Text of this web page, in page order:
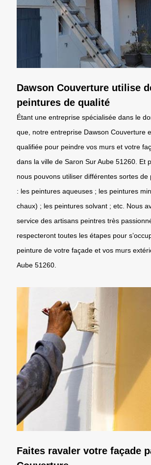
Dawson Couverture utilise
peintures de qualité
Étant une entreprise spécialisée dans le
que, notre entreprise Dawson Couverture
qualifiée pour peindre vos murs et votre
dans la ville de Saron Sur Aube 51260. Et
nous pouvons utiliser différentes sortes de
: les peintures aqueuses ; les peintures
chaux) ; les peintures solvant ; etc. Nous
service des artisans peintres très
respecteront toutes les étapes pour
peinture de votre façade et vos murs
Aube 51260.
Faites ravaler votre façade